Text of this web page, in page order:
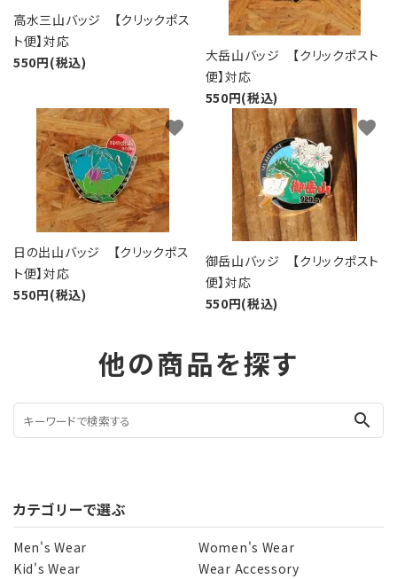
高水三山バッジ 【クリックポス
ト便】対応
550円(税込)
大岳山バッジ 【クリックポスト
便】対応
550円(税込)
日の出山バッジ 【クリックポス
ト便】対応
550円(税込)
favorite
御岳山バッジ 【クリックポスト
便】対応
550円(税込)
favorite
他の商品を探す
search
カテゴリーで選ぶ
Men's Wear
Women's Wear
Kid's Wear
Wear Accessory